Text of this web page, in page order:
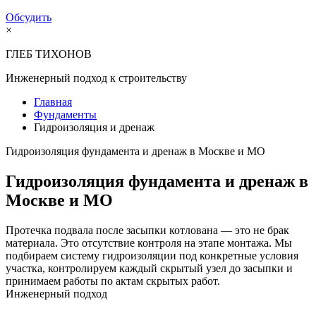
Обсудить
×
ГЛЕБ ТИХОНОВ
Инженерный подход к строительству
Главная
Фундаменты
Гидроизоляция и дренаж
Гидроизоляция фундамента и дренаж в Москве и МО
Гидроизоляция фундамента и дренаж в
Москве и МО
Протечка подвала после засыпки котлована — это не брак
материала. Это отсутствие контроля на этапе монтажа. Мы
подбираем систему гидроизоляции под конкретные условия
участка, контролируем каждый скрытый узел до засыпки и
принимаем работы по актам скрытых работ.
Инженерный подход